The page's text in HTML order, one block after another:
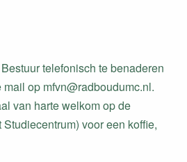
telefonisch te benaderen
op mfvn@radboudumc.nl.
van harte welkom op de
voor een koffie,